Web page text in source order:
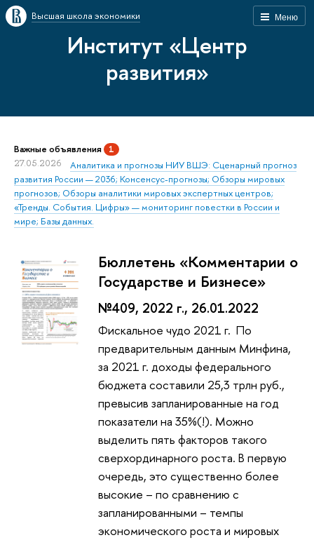
Меню
Высшая школа экономики
Институт «Центр
развития»
Важные объявления 1
27.05.2026
Аналитика и прогнозы НИУ ВШЭ: Сценарный прогноз
развития России — 2036; Консенсус-прогнозы; Обзоры мировых
прогнозов; Обзоры аналитики мировых экспертных центров;
«Тренды. События. Цифры» — мониторинг повестки в России и
мире; Базы данных.
Бюллетень «Комментарии о
Государстве и Бизнесе»
№409, 2022 г., 26.01.2022
Фискальное чудо 2021 г. По
предварительным данным Минфина,
за 2021 г. доходы федерального
бюджета составили 25,3 трлн руб.,
превысив запланированные на год
показатели на 35%(!). Можно
выделить пять факторов такого
сверхординарного роста. В первую
очередь, это существенно более
высокие – по сравнению с
запланированными – темпы
экономического роста и мировых